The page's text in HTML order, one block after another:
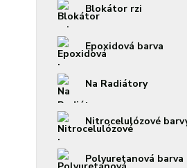
Blokátor rzi
Epoxidová barva
Na Radiátory
Nitrocelulózové
Polyuretanová barva